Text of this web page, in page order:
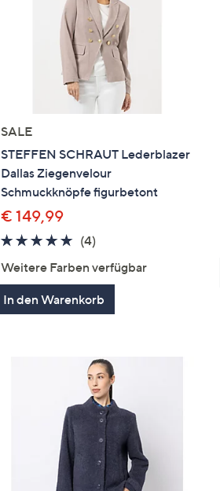
SALE
STEFFEN SCHRAUT Lederblazer
Dallas Ziegenvelour
Schmuckknöpfe figurbetont
€ 149,99
4.8
5
(4)4
Weitere Farben verfügbar
In den Warenkorb